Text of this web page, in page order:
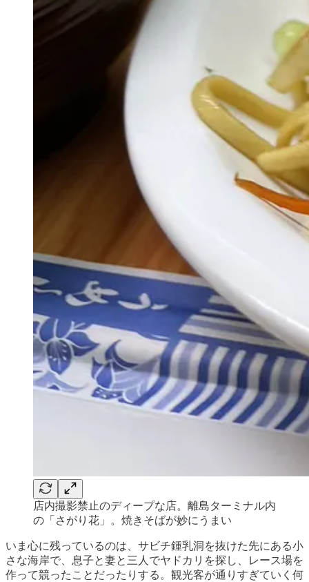
店内撮影禁止のディープな店。離島ターミナル内
の「さがり花」。焼きそばが妙にうまい
いま心に残っているのは、サビチ鍾乳洞を抜けた先にある小
さな海岸で、息子と妻と三人でヤドカリを探し、レース場を
作って競ったことだったりする。観光客が通りすぎていく何